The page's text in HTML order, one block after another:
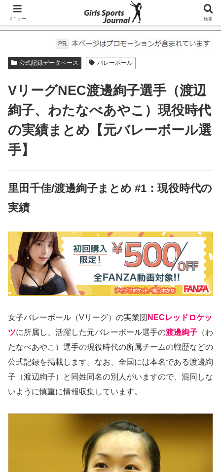
ホーム 公式記録データベース
公式記録データベース バレーボール
VリーグNEC渡邊絢子選手（渡辺
絢子、わたなべあやこ）現役時代
の実績まとめ【元バレーボール選
手】
里田千佳/渡邊絢子まとめ #1：現役時代の
実績
女子バレーボール（Vリーグ）の実業団 NECレッドロケッ
ツに所属し、活躍した元バレーボール選手の渡邊絢子 （わ
たなべあやこ）選手の現役時代の所属チームの戦歴などの
公式記録を掲載します。なお、全国には本名である渡邊絢
子（渡辺絢子）と同姓同名の別人がいますので、混同しな
いように慎重に情報収集しています。
メニュー 検索